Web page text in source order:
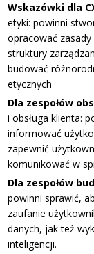
Wskazówki dla
etyki: powinni
opracować
struktury
budować
etycznych
Dla zespołów
i obsługa klienta:
informować
zapewnić
komunikować w
Dla zespołów
powinni sprawić,
zaufanie
danych, jak też
inteligencji.